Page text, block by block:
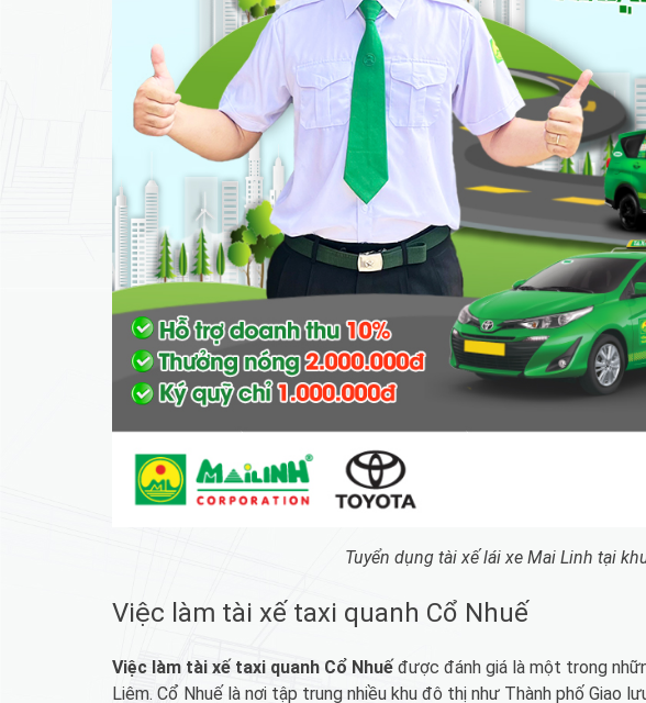
Tuyển dụng tài xế lái xe Mai Linh tại
Việc làm tài xế taxi quanh Cổ Nhuế
Việc làm tài xế taxi quanh Cổ Nhuế được đánh giá là một trong
Liêm. Cổ Nhuế là nơi tập trung nhiều khu đô thị như Thành phố Giao